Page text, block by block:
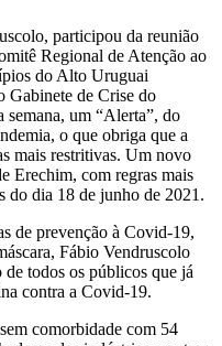
participou da reunião
Regional de Atenção ao
do Alto Uruguai
de Crise do
semana, um “Alerta”, do
o que obriga que a
mais restritivas. Um novo
Erechim, com regras mais
do dia 18 de junho de 2021.
de prevenção à Covid-19,
Fábio Vendruscolo
todos os públicos que já
contra a Covid-19.
comorbidade com 54